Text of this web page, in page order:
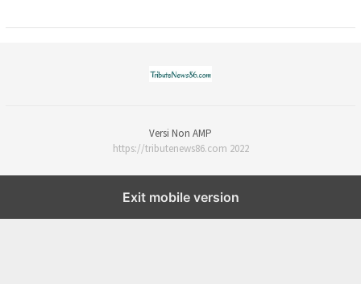
Versi Non AMP
https://tributenews86.com 2022
Exit mobile version